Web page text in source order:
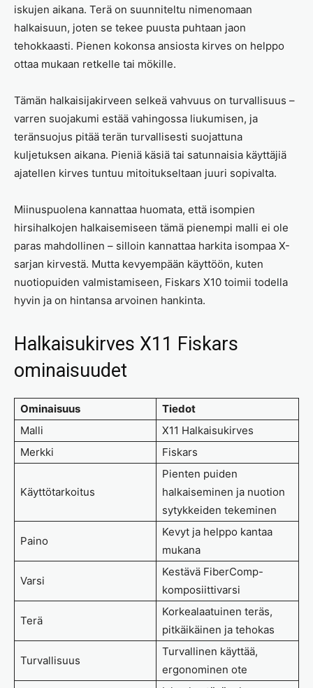
iskujen aikana. Terä on suunniteltu nimenomaan
halkaisuun, joten se tekee puusta puhtaan jaon
tehokkaasti. Pienen kokonsa ansiosta kirves on helppo
ottaa mukaan retkelle tai mökille.
Tämän halkaisijakirveen selkeä vahvuus on turvallisuus –
varren suojakumi estää vahingossa liukumisen, ja
teränsuojus pitää terän turvallisesti suojattuna
kuljetuksen aikana. Pieniä käsiä tai satunnaisia käyttäjiä
ajatellen kirves tuntuu mitoitukseltaan juuri sopivalta.
Miinuspuolena kannattaa huomata, että isompien
hirsihalkojen halkaisemiseen tämä pienempi malli ei ole
paras mahdollinen – silloin kannattaa harkita isompaa X-
sarjan kirvestä. Mutta kevyempään käyttöön, kuten
nuotiopuiden valmistamiseen, Fiskars X10 toimii todella
hyvin ja on hintansa arvoinen hankinta.
Halkaisukirves X11 Fiskars
ominaisuudet
Ominaisuus
Tiedot
Malli
X11 Halkaisukirves
Merkki
Fiskars
Käyttötarkoitus
Pienten puiden
halkaiseminen ja nuotion
sytykkeiden tekeminen
Paino
Kevyt ja helppo kantaa
mukana
Varsi
Kestävä FiberComp-
komposiittivarsi
Terä
Korkealaatuinen teräs,
pitkäikäinen ja tehokas
Turvallisuus
Turvallinen käyttää,
ergonominen ote